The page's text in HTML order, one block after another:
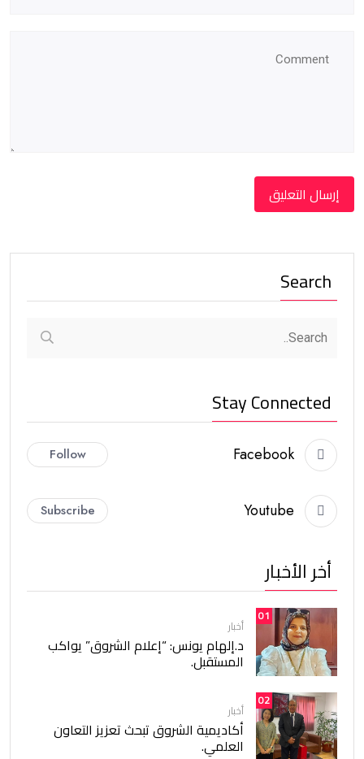
Search
Stay Connected
Facebook
Follow
Youtube
Subscribe
أخر الأخبار
01
أخبار
د.إلهام يونس: “إعلام الشروق” يواكب
المستقبل.
02
أخبار
أكاديمية الشروق تبحث تعزيز التعاون
العلمي.